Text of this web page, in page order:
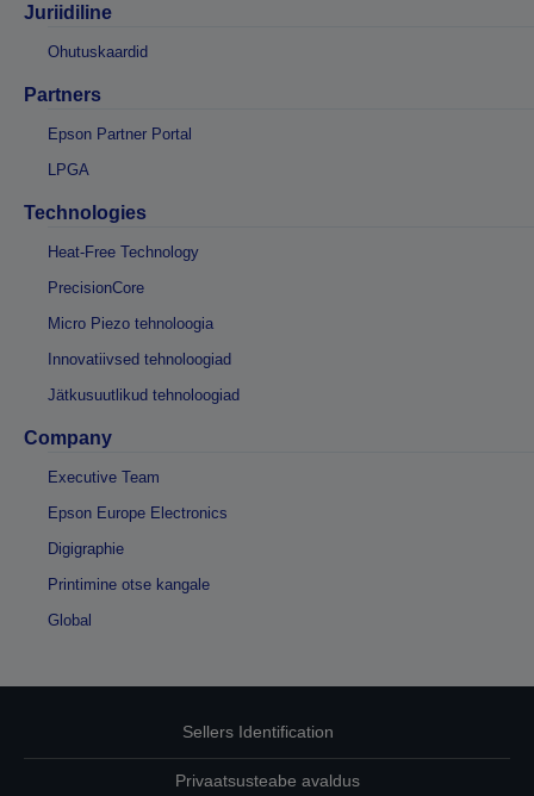
Juriidiline
Ohutuskaardid
Partners
Epson Partner Portal
LPGA
Technologies
Heat-Free Technology
PrecisionCore
Micro Piezo tehnoloogia
Innovatiivsed tehnoloogiad
Jätkusuutlikud tehnoloogiad
Company
Executive Team
Epson Europe Electronics
Digigraphie
Printimine otse kangale
Global
Sellers Identification
Privaatsusteabe avaldus